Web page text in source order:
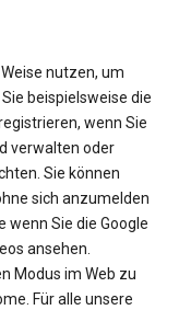
nutzen, um
beispielsweise die
wenn Sie
verwalten oder
Sie können
sich anzumelden
wenn Sie die Google
ansehen.
Modus im Web zu
Für alle unsere